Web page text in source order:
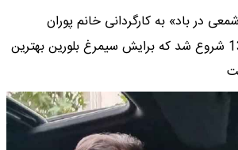
در باد» به کارگردانی خانم پوران
درخشنده در سال 1382 شروع شد که برایش سیمرغ بلورین بهترین